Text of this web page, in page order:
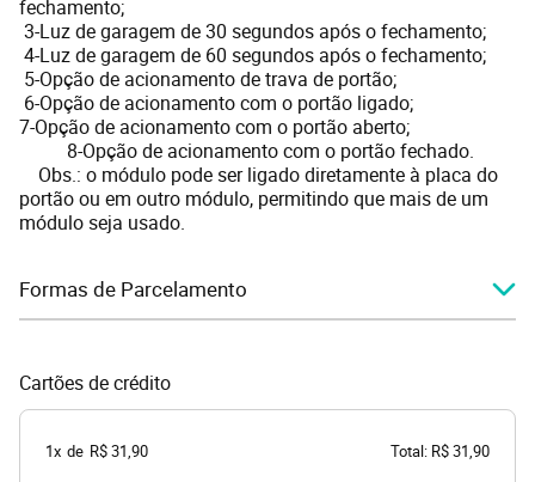
fechamento;
3-Luz de garagem de 30 segundos após o fechamento;
4-Luz de garagem de 60 segundos após o fechamento;
5-Opção de acionamento de trava de portão;
6-Opção de acionamento com o portão ligado;
7-Opção de acionamento com o portão aberto;
8-Opção de acionamento com o portão fechado.
Obs.: o módulo pode ser ligado diretamente à placa do
portão ou em outro módulo, permitindo que mais de um
módulo seja usado.
Formas de Parcelamento
Cartões de crédito
1x de R$ 31,90
Total: R$ 31,90